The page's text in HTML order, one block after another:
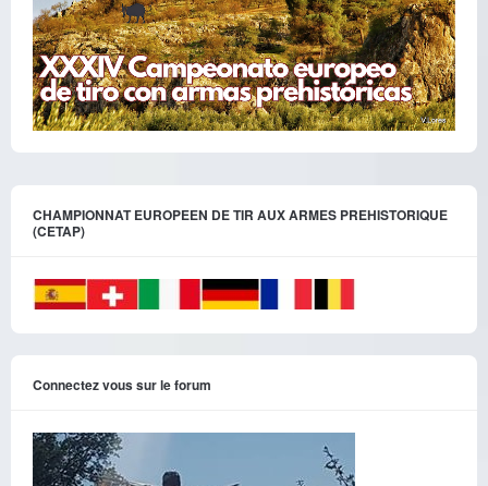
CHAMPIONNAT EUROPEEN DE TIR AUX ARMES PREHISTORIQUE
(CETAP)
Connectez vous sur le forum